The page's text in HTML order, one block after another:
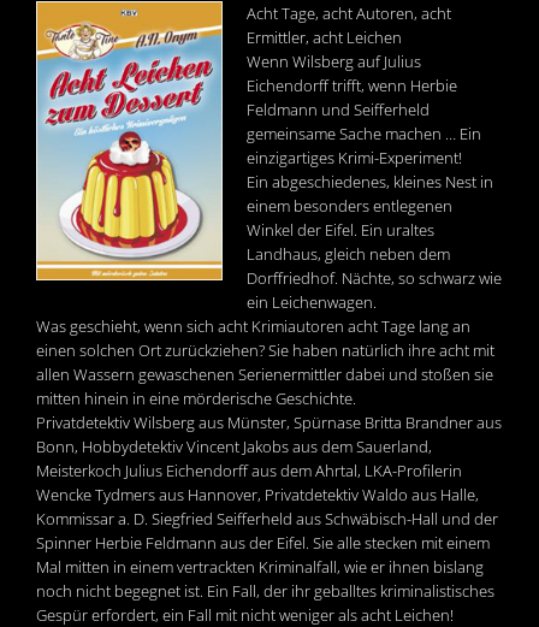
Acht Tage, acht Autoren, acht
Ermittler, acht Leichen
Wenn Wilsberg auf Julius
Eichendorff trifft, wenn Herbie
Feldmann und Seifferheld
gemeinsame Sache machen … Ein
einzigartiges Krimi-Experiment!
Ein abgeschiedenes, kleines Nest in
einem besonders entlegenen
Winkel der Eifel. Ein uraltes
Landhaus, gleich neben dem
Dorffriedhof. Nächte, so schwarz wie
ein Leichenwagen.
Was geschieht, wenn sich acht Krimiautoren acht Tage lang an
einen solchen Ort zurückziehen? Sie haben natürlich ihre acht mit
allen Wassern gewaschenen Serienermittler dabei und stoßen sie
mitten hinein in eine mörderische Geschichte.
Privatdetektiv Wilsberg aus Münster, Spürnase Britta Brandner aus
Bonn, Hobbydetektiv Vincent Jakobs aus dem Sauerland,
Meisterkoch Julius Eichendorff aus dem Ahrtal, LKA-Profilerin
Wencke Tydmers aus Hannover, Privatdetektiv Waldo aus Halle,
Kommissar a. D. Siegfried Seifferheld aus Schwäbisch-Hall und der
Spinner Herbie Feldmann aus der Eifel. Sie alle stecken mit einem
Mal mitten in einem vertrackten Kriminalfall, wie er ihnen bislang
noch nicht begegnet ist. Ein Fall, der ihr geballtes kriminalistisches
Gespür erfordert, ein Fall mit nicht weniger als acht Leichen!